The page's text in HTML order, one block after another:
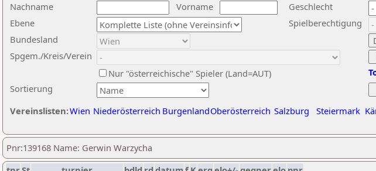
Nachname
Vorname
Ebene
Sortierung
Bundesland
Spgem./Kreis/Verein
Geschlecht
Nur "österreichische" Spieler (Land=AUT)
Spielberechtigung
Vereinslisten:Wien Niederösterreich BurgenlandOberösterreich Salzburg Steiermark
Pnr:139168 Name: Gerwin Warzycha